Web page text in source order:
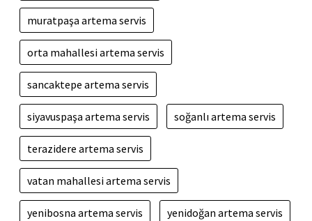
muratpaşa artema servis
orta mahallesi artema servis
sancaktepe artema servis
siyavuspaşa artema servis soğanlı artema servis
terazidere artema servis
vatan mahallesi artema servis
yenibosna artema servis yenidoğan artema servis